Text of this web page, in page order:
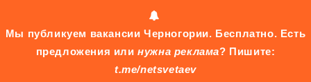
Мы публикуем вакансии Черногории. Бесплатно. Есть
предложения илинужна реклама? Пишите:
t.me/netsvetaev